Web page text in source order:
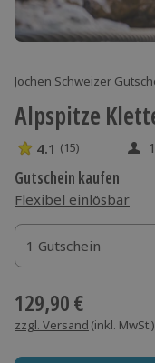
Jochen Schweizer
Alpspitze
4.1 Sterne von 5 aus
4.1 (15)
Gutschein kaufen
Flexibel einlösbar
1 Gutschein
1 Gutschein
1 Gutschein
129,90 €
zzgl. Versand (inkl. MwSt.)